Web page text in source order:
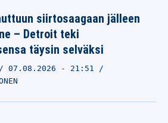
siirtosaagaan jälleen
– Detroit teki
täysin selväksi
07.08.2026 - 21:51